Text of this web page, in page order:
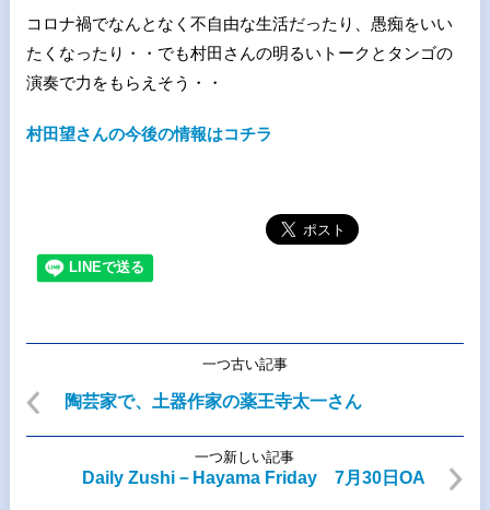
コロナ禍でなんとなく不自由な生活だったり、愚痴をいい
たくなったり・・でも村田さんの明るいトークとタンゴの
演奏で力をもらえそう・・
村田望さんの今後の情報はコチラ
一つ古い記事
陶芸家で、土器作家の薬王寺太一さん
一つ新しい記事
Daily Zushi－Hayama Friday 7月30日OA